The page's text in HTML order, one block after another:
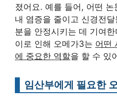
졌어요. 예를 들어, 어떤
내 염증을 줄이고 신경전
분을 안정시키는 데 기여
이로 인해 오메가3는 어떤
에 중요한 역할을 할 수 있
임산부에게 필요한